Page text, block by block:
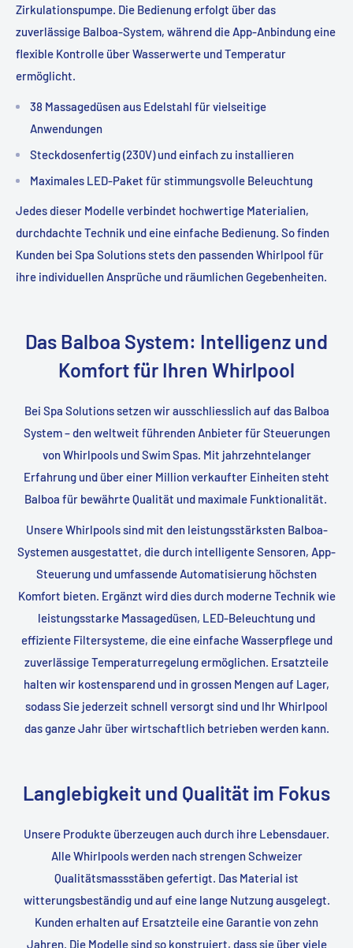
Zirkulationspumpe. Die Bedienung erfolgt über das
zuverlässige Balboa-System, während die App-Anbindung eine
flexible Kontrolle über Wasserwerte und Temperatur
ermöglicht.
38 Massagedüsen aus Edelstahl für vielseitige
Anwendungen
Steckdosenfertig (230V) und einfach zu installieren
Maximales LED-Paket für stimmungsvolle Beleuchtung
Jedes dieser Modelle verbindet hochwertige Materialien,
durchdachte Technik und eine einfache Bedienung. So finden
Kunden bei Spa Solutions stets den passenden Whirlpool für
ihre individuellen Ansprüche und räumlichen Gegebenheiten.
Das Balboa System: Intelligenz und
Komfort für Ihren Whirlpool
Bei Spa Solutions setzen wir ausschliesslich auf das Balboa
System – den weltweit führenden Anbieter für Steuerungen
von Whirlpools und Swim Spas. Mit jahrzehntelanger
Erfahrung und über einer Million verkaufter Einheiten steht
Balboa für bewährte Qualität und maximale Funktionalität.
Unsere Whirlpools sind mit den leistungsstärksten Balboa-
Systemen ausgestattet, die durch intelligente Sensoren, App-
Steuerung und umfassende Automatisierung höchsten
Komfort bieten. Ergänzt wird dies durch moderne Technik wie
leistungsstarke Massagedüsen, LED-Beleuchtung und
effiziente Filtersysteme, die eine einfache Wasserpflege und
zuverlässige Temperaturregelung ermöglichen. Ersatzteile
halten wir kostensparend und in grossen Mengen auf Lager,
sodass Sie jederzeit schnell versorgt sind und Ihr Whirlpool
das ganze Jahr über wirtschaftlich betrieben werden kann.
Langlebigkeit und Qualität im Fokus
Unsere Produkte überzeugen auch durch ihre Lebensdauer.
Alle Whirlpools werden nach strengen Schweizer
Qualitätsmassstäben gefertigt. Das Material ist
witterungsbeständig und auf eine lange Nutzung ausgelegt.
Kunden erhalten auf Ersatzteile eine Garantie von zehn
Jahren. Die Modelle sind so konstruiert, dass sie über viele